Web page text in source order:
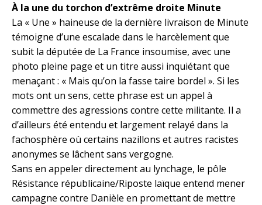
À la une du torchon d’extrême droite Minute
La « Une » haineuse de la dernière livraison de Minute
témoigne d’une escalade dans le harcèlement que
subit la députée de La France insoumise, avec une
photo pleine page et un titre aussi inquiétant que
menaçant : « Mais qu’on la fasse taire bordel ». Si les
mots ont un sens, cette phrase est un appel à
commettre des agressions contre cette militante. Il a
d’ailleurs été entendu et largement relayé dans la
fachosphère où certains nazillons et autres racistes
anonymes se lâchent sans vergogne.
Sans en appeler directement au lynchage, le pôle
Résistance républicaine/Riposte laïque entend mener
campagne contre Danièle en promettant de mettre